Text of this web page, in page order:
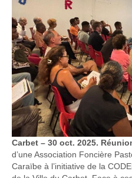
Carbet – 30 oct. 2025.
d’une Association Foncière
Caraïbe à l’initiative de la